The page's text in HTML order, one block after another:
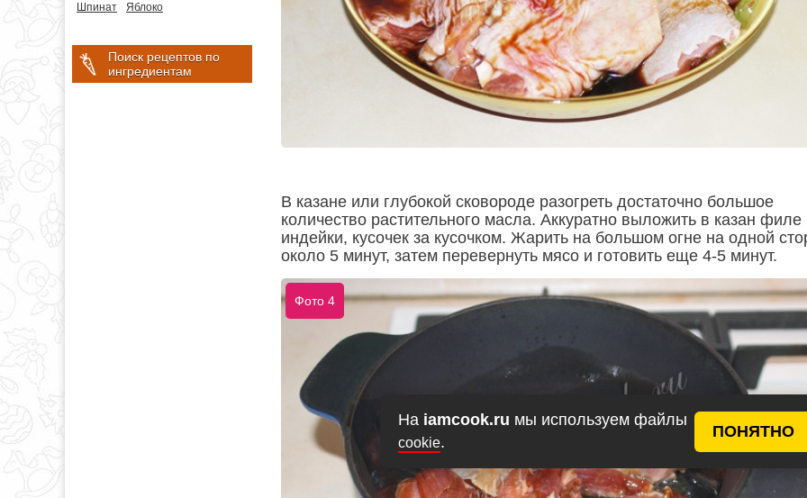
На iamcook.ru мы используем файлы
cookie.
ПОНЯТНО
Шпинат
Яблоко
Поиск рецептов по
ингредиентам
В казане или глубокой сковороде разогреть достаточно большое
количество растительного масла. Аккуратно выложить в казан филе
индейки, кусочек за кусочком. Жарить на большом огне на одной
около 5 минут, затем перевернуть мясо и готовить еще 4-5 минут.
Фото 4